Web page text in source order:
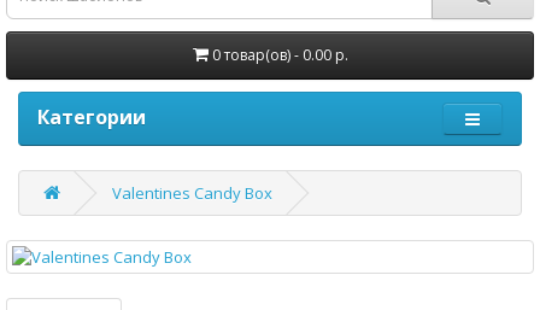
0 товар(ов) - 0.00 р.
Категории
Valentines Candy Box